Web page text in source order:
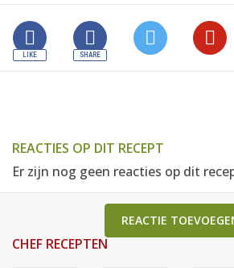
REACTIES OP DIT RECEPT
Er zijn nog geen reacties op dit
REACTIE
CHEF RECEPTEN